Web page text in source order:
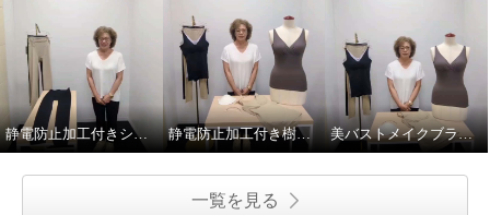
静電防止加工付きシェイプレギンス2枚セット 静電防止加工付き樹脂ワイヤー入り美バストメイクブラキャミ 美バストメイクブラキャミの着方のポイント！
一覧を見る